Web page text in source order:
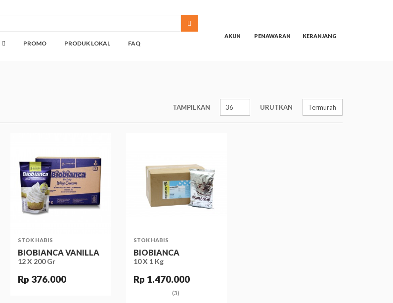
AKUN PENAWARAN KERANJANG
PROMO PRODUK LOKAL FAQ
TAMPILKAN URUTKAN
STOK HABIS
BIOBIANCA VANILLA
12 X 200 Gr
Rp 376.000
STOK HABIS
BIOBIANCA
10 X 1 Kg
Rp 1.470.000
(3)